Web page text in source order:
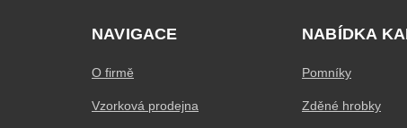
NAVIGACE
O firmě
Vzorková prodejna
NABÍDKA
Pomníky
Zděné hrobky